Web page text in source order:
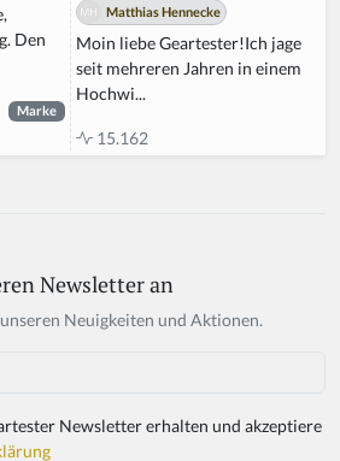
Den
Marke
Matthias Hennecke
Moin liebe Geartester!Ich jage
seit mehreren Jahren in einem
Hochwi...
15.162
Newsletter an
Neuigkeiten und Aktionen.
Newsletter erhalten und akzeptiere